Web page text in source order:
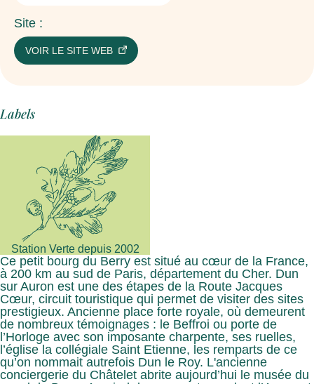
Site :
VOIR LE SITE WEB
Labels
Station Verte depuis 2002
Ce petit bourg du Berry est situé au cœur de la France,
à 200 km au sud de Paris, département du Cher. Dun
sur Auron est une des étapes de la Route Jacques
Cœur, circuit touristique qui permet de visiter des sites
prestigieux. Ancienne place forte royale, où demeurent
de nombreux témoignages : le Beffroi ou porte de
l’Horloge avec son imposante charpente, ses ruelles,
l’église la collégiale Saint Etienne, les remparts de ce
qu’on nommait autrefois Dun le Roy. L'ancienne
conciergerie du Châtelet abrite aujourd’hui le musée du